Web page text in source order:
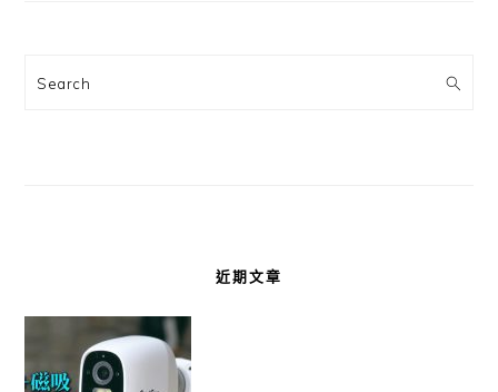
Search
近期文章